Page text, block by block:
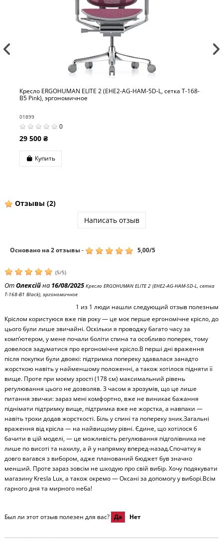
Кресло ERGOHUMAN ELITE 2 (EHE2-AG-HAM-5D-L, сетка T-168-
B5 Pink), эргономичное
01899
0
29 500 ₴
Купить
Отзывы (2)
Написать отзыв
Основано на2отзывы- 5,00/5
(5/5)
ОтОлексійна 16/08/2025 Кресло ERGOHUMAN ELITE 2 (EHE2-AG-HAM-5D-L, сетка
T-168-B1 Black), эргономичное
1 из 1 люди нашли следующий отзыв полезным
Кріслом користуюся вже пів року — це моє перше ергономічне крісло, до
цього були лише звичайні. Оскільки я проводжу багато часу за
комп’ютером, у мене почали боліти спина та особливо поперек, тому
довелося задуматися про ергономічне крісло.В перші дні враження
після покупки були двоякі: підтримка попереку здавалася занадто
жорсткою навіть у найменшому положенні, а також хотілося підняти її
вище. Проте при моєму зрості (178 см) максимальний рівень
регулювання цього не дозволяв. З часом я зрозумів, що це лише
питання звички: зараз мені комфортно, вже не виникає бажання
піднімати підтримку вище, підтримка вже не жорстка, а навпаки —
навіть трохи додав жорсткості. Біль у спині та попереку зник.Загальні
враження від крісла — на найвищому рівні. Єдине, що хотілося б
бачити в цій моделі, — це можливість регулювання підголівника не
лише по висоті та нахилу, а й у напрямку вперед-назад.Спочатку я
довго вагався з вибором, адже планований бюджет був значно
менший. Проте зараз зовсім не шкодую про свій вибір. Хочу подякувати
магазину Kresla Lux, а також окремо — Оксані за допомогу у виборі.Всім
гарного дня та мирного неба!
Был ли этот отзыв полезен для вас? Да Нет